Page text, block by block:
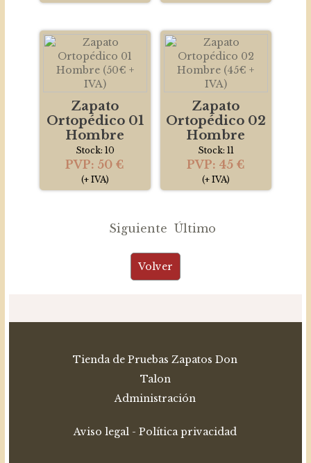
Zapato
Ortopédico 01
Hombre
Stock: 10
PVP: 50 €
(+ IVA)
Zapato
Ortopédico 02
Hombre
Stock: 11
PVP: 45 €
(+ IVA)
Siguiente Último
Tienda de Pruebas Zapatos Don
Talon
Administración
Aviso legal -Política privacidad